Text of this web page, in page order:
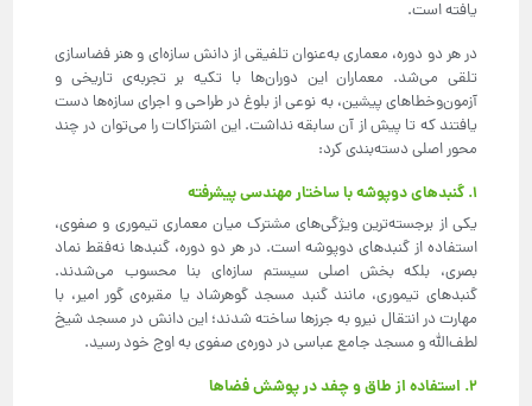
یافته است.
در هر دو دوره، معماری به‌عنوان تلفیقی از دانش سازه‌ای و هنر فضاسازی
تلقی می‌شد. معماران این دوران‌ها با تکیه بر تجربه‌ی تاریخی و
آزمون‌وخطاهای پیشین، به نوعی از بلوغ در طراحی و اجرای سازه‌ها دست
یافتند که تا پیش از آن سابقه نداشت. این اشتراکات را می‌توان در چند
محور اصلی دسته‌بندی کرد:
۱. گنبدهای دوپوشه با ساختار مهندسی پیشرفته
یکی از برجسته‌ترین ویژگی‌های مشترک میان معماری تیموری و صفوی،
استفاده از گنبدهای دوپوشه است. در هر دو دوره، گنبدها نه‌فقط نماد
بصری، بلکه بخش اصلی سیستم سازه‌ای بنا محسوب می‌شدند.
گنبدهای تیموری، مانند گنبد مسجد گوهرشاد یا مقبره‌ی گور امیر، با
مهارت در انتقال نیرو به جرزها ساخته شدند؛ این دانش در مسجد شیخ
لطف‌الله و مسجد جامع عباسی در دوره‌ی صفوی به اوج خود رسید.
۲. استفاده از طاق و چفد در پوشش فضاها